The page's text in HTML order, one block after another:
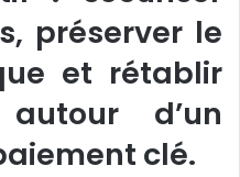
préserver le
et rétablir
d’un
clé.